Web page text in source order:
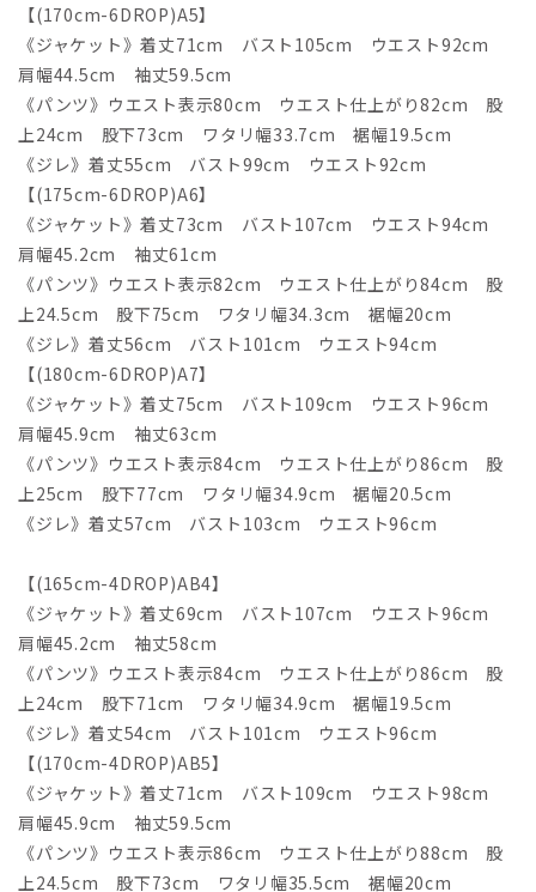
【(170cm-6DROP)A5】
《ジャケット》着丈71cm バスト105cm ウエスト92cm
肩幅44.5cm 袖丈59.5cm
《パンツ》ウエスト表示80cm ウエスト仕上がり82cm 股
上24cm 股下73cm ワタリ幅33.7cm 裾幅19.5cm
《ジレ》着丈55cm バスト99cm ウエスト92cm
【(175cm-6DROP)A6】
《ジャケット》着丈73cm バスト107cm ウエスト94cm
肩幅45.2cm 袖丈61cm
《パンツ》ウエスト表示82cm ウエスト仕上がり84cm 股
上24.5cm 股下75cm ワタリ幅34.3cm 裾幅20cm
《ジレ》着丈56cm バスト101cm ウエスト94cm
【(180cm-6DROP)A7】
《ジャケット》着丈75cm バスト109cm ウエスト96cm
肩幅45.9cm 袖丈63cm
《パンツ》ウエスト表示84cm ウエスト仕上がり86cm 股
上25cm 股下77cm ワタリ幅34.9cm 裾幅20.5cm
《ジレ》着丈57cm バスト103cm ウエスト96cm
【(165cm-4DROP)AB4】
《ジャケット》着丈69cm バスト107cm ウエスト96cm
肩幅45.2cm 袖丈58cm
《パンツ》ウエスト表示84cm ウエスト仕上がり86cm 股
上24cm 股下71cm ワタリ幅34.9cm 裾幅19.5cm
《ジレ》着丈54cm バスト101cm ウエスト96cm
【(170cm-4DROP)AB5】
《ジャケット》着丈71cm バスト109cm ウエスト98cm
肩幅45.9cm 袖丈59.5cm
《パンツ》ウエスト表示86cm ウエスト仕上がり88cm 股
上24.5cm 股下73cm ワタリ幅35.5cm 裾幅20cm